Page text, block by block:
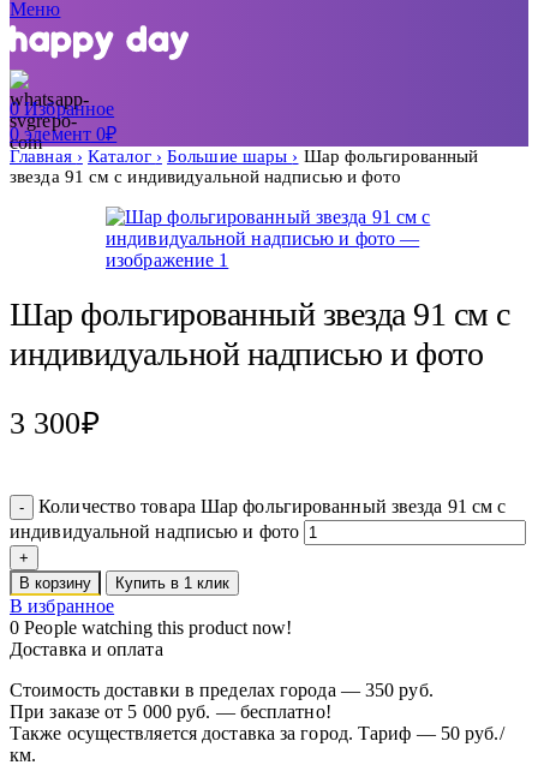
Меню
0Избранное
0элемент 0₽
Главная Каталог Большие шары
Шар фольгированный
звезда 91 см с индивидуальной надписью и фото
Шар фольгированный звезда 91 см с
индивидуальной надписью и фото
3 300₽
Количество товара Шар фольгированный звезда 91 см с
индивидуальной надписью и фото
В корзину Купить в 1 клик
В избранное
0 People watching this product now!
Доставка и оплата
Стоимость доставки в пределах города — 350 руб.
При заказе от 5 000 руб. — бесплатно!
Также осуществляется доставка за город. Тариф — 50 руб./
км.